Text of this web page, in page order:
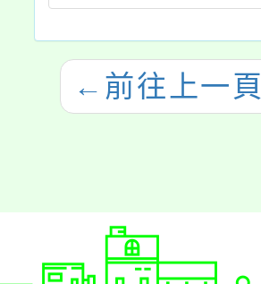
← 前往上一頁